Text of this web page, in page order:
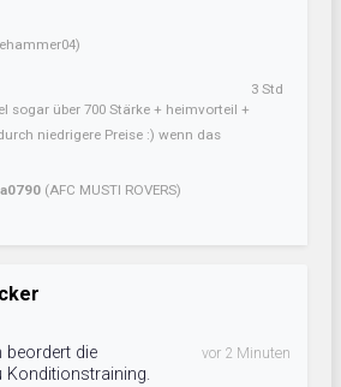
sogar über 700 Stärke + heimvorteil +
niedrigere Preise :) wenn das
(AFC MUSTI ROVERS)
3 Std
beordert die
Konditionstraining.
vor 2 Minuten